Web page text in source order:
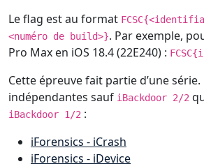
Le flag est au format
<numéro de build>}. Par exemple,
Pro Max en iOS 18.4 (22E240) :
Cette épreuve fait partie d’une
indépendantes sauf iBackdoor 2/2
iBackdoor 1/2 :
iForensics - iCrash
iForensics - iDevice